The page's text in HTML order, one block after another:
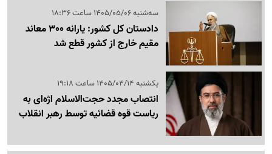
سه‌شنبه 1405/05/06 ساعت 18:36
دادستان کل کشور: یارانه 300 معاند
مقیم خارج از کشور قطع شد
یکشنبه 1405/04/14 ساعت 19:18
انتصاب مجدد حجت‌الاسلام اژه‌ای به
ریاست قوه قضائیه توسط رهبر انقلاب